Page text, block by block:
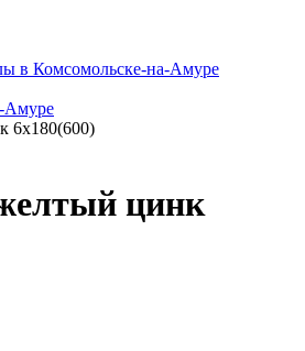
в Комсомольске-на-Амуре
Амуре
6х180(600)
цинк